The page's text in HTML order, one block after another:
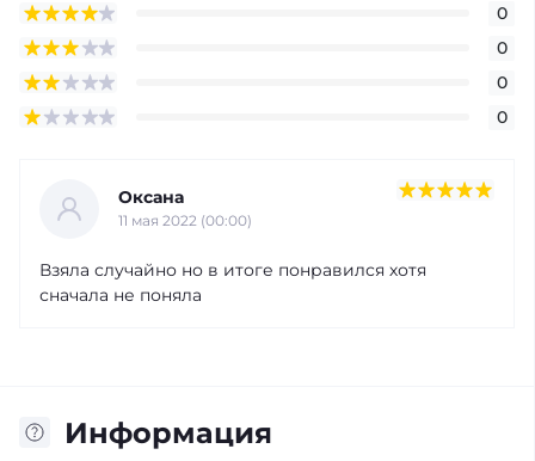
0
0
0
0
Оксана
11 мая 2022 (00:00)
Взяла случайно но в итоге понравился хотя
сначала не поняла
Информация